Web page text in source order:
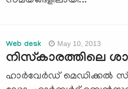
Web desk May 10, 2013
നിസ്‌കാരത്തിലെ
ഹാര്‍വേര്‍ഡ് മെഡിക്കല്‍